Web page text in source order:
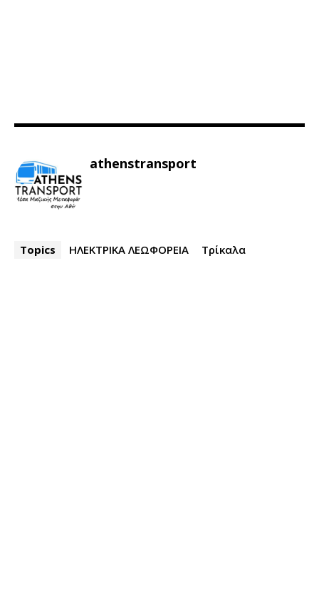
athenstransport
Topics ΗΛΕΚΤΡΙΚΑ ΛΕΩΦΟΡΕΙΑ Τρίκαλα